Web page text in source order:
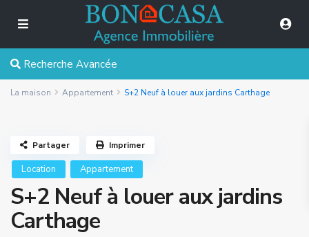
Recherche Avancée
La maison Appartement S+2 Neuf à louer aux jardins Carthage
Location Appartement
S+2 Neuf à louer aux jardins
Carthage
Partager Imprimer